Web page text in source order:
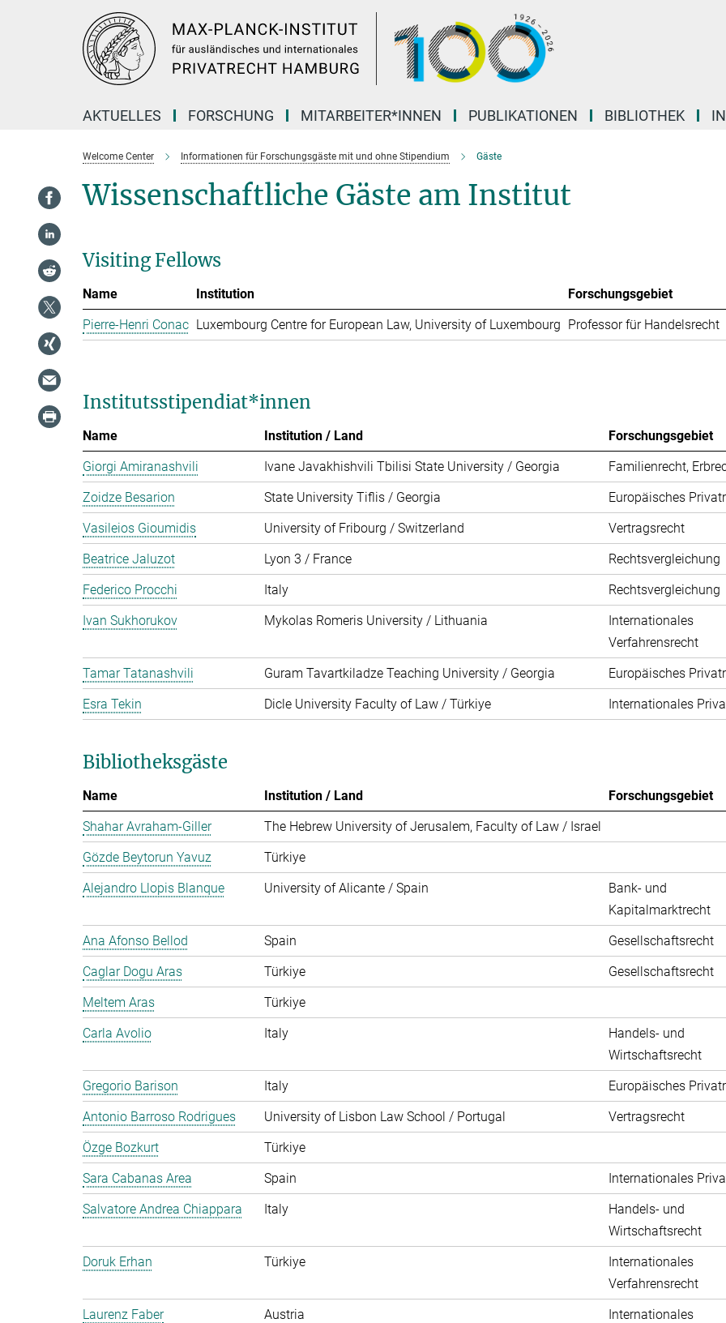
AKTUELLES FORSCHUNG MITARBEITER*INNEN PUBLIKATIONEN BIBLIOTHEK
Welcome Center Informationen für Forschungsgäste mit und ohne Stipendium Gäste
Wissenschaftliche Gäste am Institut
Visiting Fellows
Name Institution
Forschungsgebiet
Pierre-Henri Conac Luxembourg Centre for European Law, University of Luxembourg Professor für Handelsrecht
Institutsstipendiat*innen
Name Institution / Land
Forschungsgebiet
Giorgi Amiranashvili
Ivane Javakhishvili Tbilisi State University / Georgia
Familienrecht,
Zoidze Besarion
State University Tiflis / Georgia
Europäisches
Vasileios Gioumidis
University of Fribourg / Switzerland
Vertragsrecht
Beatrice Jaluzot
Lyon 3 / France
Rechtsvergleichung
Federico Procchi
Italy
Rechtsvergleichung
Ivan Sukhorukov
Mykolas Romeris University / Lithuania
Internationales
Verfahrensrecht
Tamar Tatanashvili
Guram Tavartkiladze Teaching University / Georgia
Europäisches
Esra Tekin
Dicle University Faculty of Law / Türkiye Internationales
Bibliotheksgäste
Name Institution / Land
Forschungsgebiet
Shahar Avraham-Giller
The Hebrew University of Jerusalem, Faculty of Law / Israel
Gözde Beytorun Yavuz
Türkiye
Alejandro Llopis Blanque
University of Alicante / Spain
Bank- und
Kapitalmarktrecht
Ana Afonso Bellod
Spain
Gesellschaftsrecht
Caglar Dogu Aras
Türkiye
Gesellschaftsrecht
Meltem Aras
Türkiye
Carla Avolio
Italy
Handels- und
Wirtschaftsrecht
Gregorio Barison
Italy
Europäisches
Antonio Barroso Rodrigues
University of Lisbon Law School / Portugal
Vertragsrecht
Özge Bozkurt
Türkiye
Sara Cabanas Area
Spain
Internationales
Salvatore Andrea Chiappara
Italy
Handels- und
Wirtschaftsrecht
Doruk Erhan
Türkiye
Internationales
Verfahrensrecht
Laurenz Faber
Austria
Internationales